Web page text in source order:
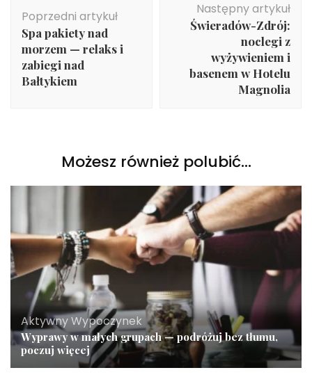
wpisu
Poprzedni artykuł
Spa pakiety nad
morzem — relaks i
zabiegi nad
Bałtykiem
Następny artykuł
Świeradów-Zdrój:
noclegi z
wyżywieniem i
basenem w Hotelu
Magnolia
Możesz również polubić…
Aktywny Wypoczynek
Wyprawy w małych grupach — podróżuj bez tłumu,
poczuj więcej